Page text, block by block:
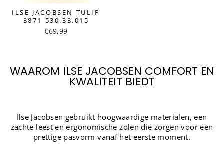
ILSE JACOBSEN TULIP
3871 530.33.015
€69,99
WAAROM ILSE JACOBSEN COMFORT EN
KWALITEIT BIEDT
Ilse Jacobsen gebruikt hoogwaardige materialen, een
zachte leest en ergonomische zolen die zorgen voor een
prettige pasvorm vanaf het eerste moment.